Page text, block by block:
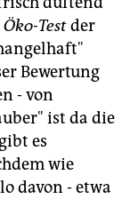
Öko-Testder
Bewertung
- von
ist da die
es
wie
davon - etwa